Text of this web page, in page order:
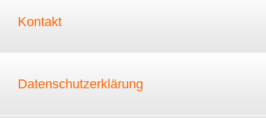
Kontakt
Datenschutzerklärung